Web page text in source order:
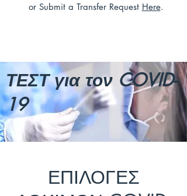
or Submit a Transfer Request Here.
ΤΕΣΤ για τον COVID-
19
ΕΠΙΛΟΓΕΣ